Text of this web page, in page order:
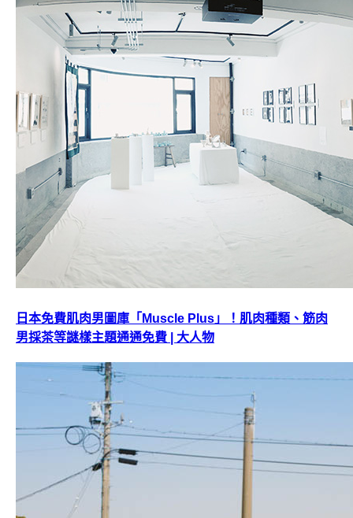
日本免費肌肉男圖庫「Muscle Plus」！肌肉種類、筋肉
男採茶等謎樣主題通通免費 | 大人物